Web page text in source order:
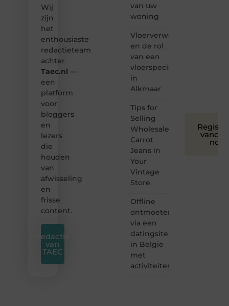
Wij
zijn
het
enthousiaste
redactieteam
achter
Taec.nl —
een
platform
voor
bloggers
en
lezers
die
houden
van
afwisseling
en
frisse
content.
Redactie
van
TAEC
van uw
woning
Vloerverwarming
en de rol
van een
vloerspecialist
in
Alkmaar
Tips for
Selling
Wholesale
Carrot
Jeans in
Your
Vintage
Store
Offline
ontmoeten
via een
datingsite
in België
met
activiteiten
nog